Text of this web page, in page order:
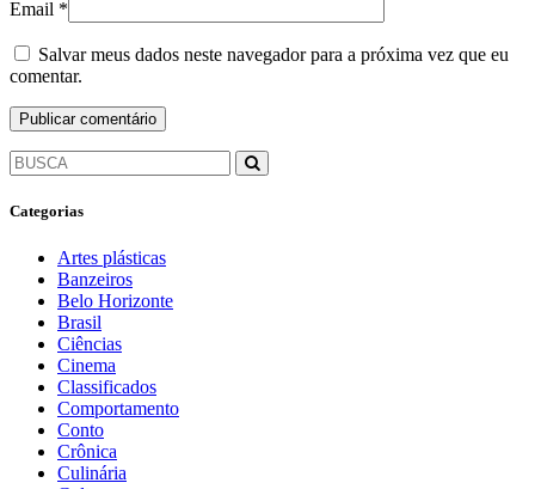
Email *
Salvar meus dados neste navegador para a próxima vez que eu
comentar.
Categorias
Artes plásticas
Banzeiros
Belo Horizonte
Brasil
Ciências
Cinema
Classificados
Comportamento
Conto
Crônica
Culinária